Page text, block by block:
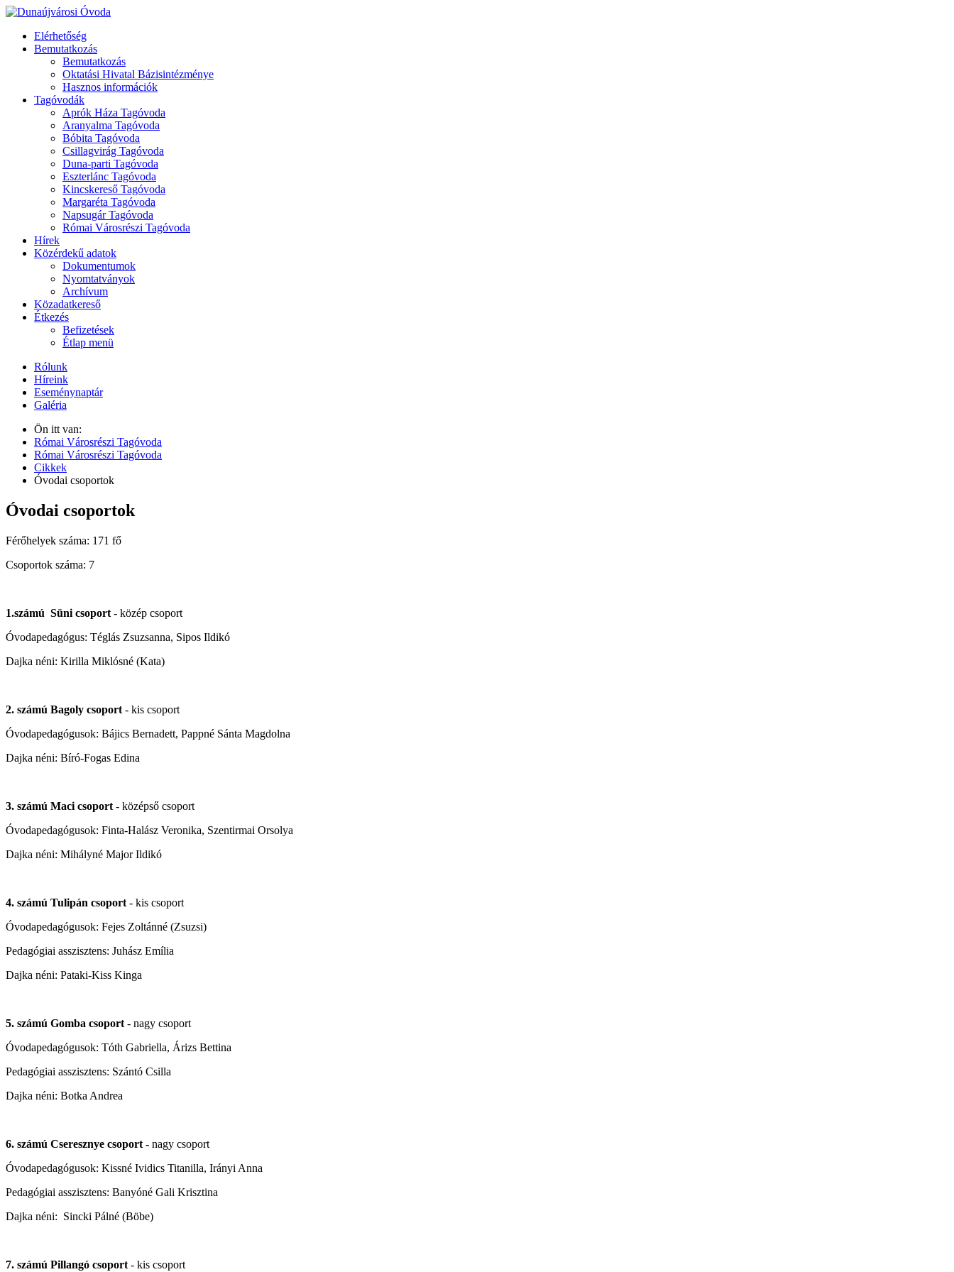
Elérhetőség
Bemutatkozás
Bemutatkozás
Oktatási Hivatal Bázisintézménye
Hasznos információk
Tagóvodák
Aprók Háza Tagóvoda
Aranyalma Tagóvoda
Bóbita Tagóvoda
Csillagvirág Tagóvoda
Duna-parti Tagóvoda
Eszterlánc Tagóvoda
Kincskereső Tagóvoda
Margaréta Tagóvoda
Napsugár Tagóvoda
Római Városrészi Tagóvoda
Hírek
Közérdekű adatok
Dokumentumok
Nyomtatványok
Archívum
Közadatkereső
Étkezés
Befizetések
Étlap menü
Rólunk
Híreink
Eseménynaptár
Galéria
Ön itt van:
Római Városrészi Tagóvoda
Római Városrészi Tagóvoda
Cikkek
Óvodai csoportok
Óvodai csoportok
Férőhelyek száma: 171 fő
Csoportok száma: 7
1.számú Süni csoport - közép csoport
Óvodapedagógus: Téglás Zsuzsanna, Sipos Ildikó
Dajka néni: Kirilla Miklósné (Kata)
2. számú Bagoly csoport - kis csoport
Óvodapedagógusok: Bájics Bernadett, Pappné Sánta Magdolna
Dajka néni: Bíró-Fogas Edina
3. számú Maci csoport - középső csoport
Óvodapedagógusok: Finta-Halász Veronika, Szentirmai Orsolya
Dajka néni: Mihályné Major Ildikó
4. számú Tulipán csoport - kis csoport
Óvodapedagógusok: Fejes Zoltánné (Zsuzsi)
Pedagógiai asszisztens: Juhász Emília
Dajka néni: Pataki-Kiss Kinga
5. számú Gomba csoport - nagy csoport
Óvodapedagógusok: Tóth Gabriella, Árizs Bettina
Pedagógiai asszisztens: Szántó Csilla
Dajka néni: Botka Andrea
6. számú Cseresznye csoport - nagy csoport
Óvodapedagógusok: Kissné Ividics Titanilla, Irányi Anna
Pedagógiai asszisztens: Banyóné Gali Krisztina
Dajka néni: Sincki Pálné (Böbe)
7. számú Pillangó csoport - kis csoport